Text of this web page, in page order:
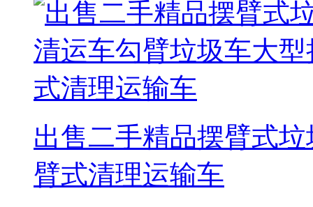
出售二手精品摆臂式
臂式清理运输车